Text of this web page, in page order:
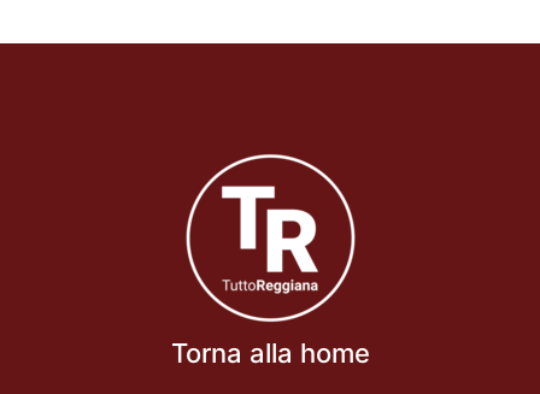
Torna alla home